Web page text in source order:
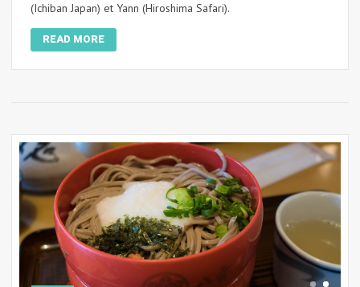
(Ichiban Japan) et Yann (Hiroshima Safari).
READ MORE